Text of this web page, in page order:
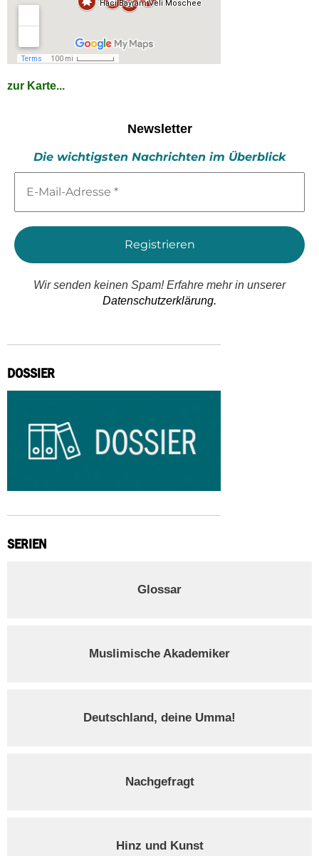
zur Karte...
Newsletter
Die wichtigsten Nachrichten im Überblick
Mail-
*
Wir senden keinen Spam! Erfahre mehr in unserer
Datenschutzerklärung.
DOSSIER
SERIEN
Glossar
Muslimische Akademiker
Deutschland, deine Umma!
Nachgefragt
Hinz und Kunst